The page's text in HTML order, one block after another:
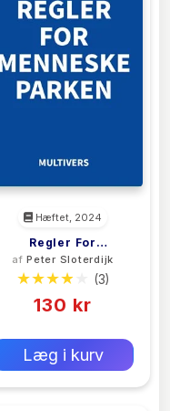
Hæftet, 2024
Regler For
Menneskeparken
afPeter Sloterdijk
(3)
130 kr
Læg i kurv